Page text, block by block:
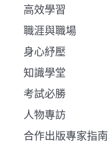
高效學習
職涯與職場
身心紓壓
知識學堂
考試必勝
人物專訪
合作出版專家指南